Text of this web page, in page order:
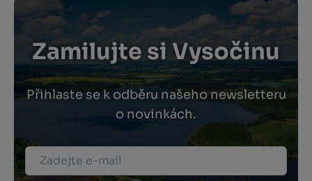
Zamilujte si Vysočinu
Přihlaste se k odběru našeho newsletteru
o novinkách.